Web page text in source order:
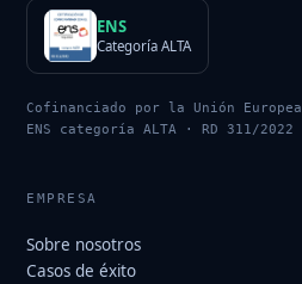
ENS
Categoría ALTA
Cofinanciado por la Unión Europea
ENS categoría ALTA · RD 311/2022
EMPRESA
Sobre nosotros
Casos de éxito